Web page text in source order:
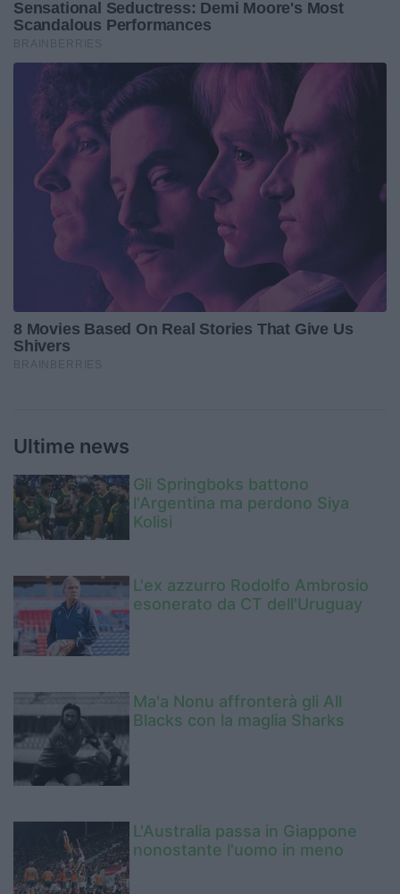
Ultime news
Gli Springboks battono
l'Argentina ma perdono Siya
Kolisi
L'ex azzurro Rodolfo Ambrosio
esonerato da CT dell'Uruguay
Ma'a Nonu affronterà gli All
Blacks con la maglia Sharks
L'Australia passa in Giappone
nonostante l'uomo in meno